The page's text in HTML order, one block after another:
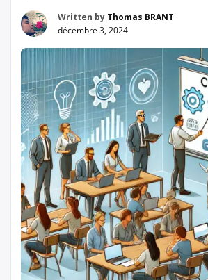
Written by Thomas BRANT
décembre 3, 2024